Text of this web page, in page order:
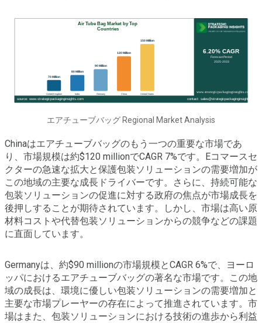
エアチューブバッグ Regional Market Analysis
Chinaはエアチューブバッグのもう一つの重要な市場であ
り、市場規模は約$120 millionでCAGR 7%です。Eコマースセ
クターの急速な拡大と保護包装ソリューションの需要増加が
この地域の主要な成長ドライバーです。さらに、持続可能な
包装ソリューションの促進に対する政府の焦点が市場成長を
後押しすることが期待されています。しかし、市場は高い原
材料コストや代替包装ソリューションからの競争などの課題
に直面しています。
Germanyは、約$90 millionの市場規模とCAGR 6%で、ヨーロ
ッパにおけるエアチューブバッグの著名な市場です。この地
域の成長は、環境に優しい包装ソリューションの需要増加と
主要な市場プレーヤーの存在によって推進されています。市
場はまた、包装ソリューションにおける技術の進歩から利益